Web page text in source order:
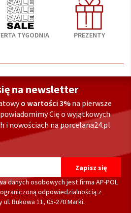
TYGODNIA PREZENTY
na newsletter
o wartości 3% na pierwsze
Cię o wyjątkowych
i nowościach na porcelana24.pl
danych osobowych jest firma AP-POL
ograniczoną odpowiedzialnością z
Bukowa 11, 05-270 Marki.